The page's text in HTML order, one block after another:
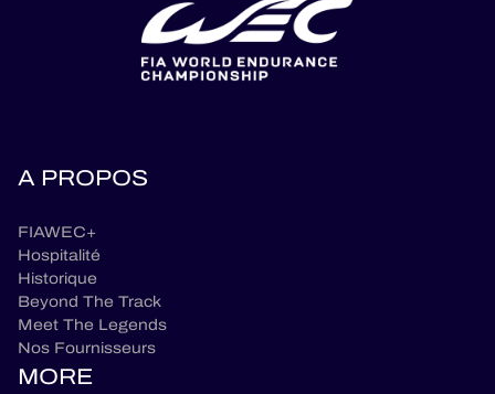
A PROPOS
FIAWEC+
Hospitalité
Historique
Beyond The Track
Meet The Legends
Nos Fournisseurs
MORE